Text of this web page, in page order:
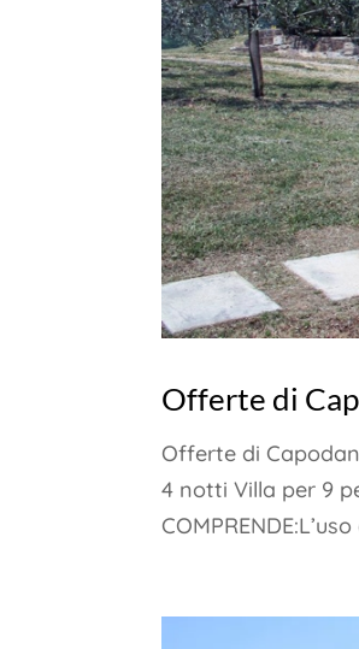
Offerte di
Offerte di
4 notti Villa per 9